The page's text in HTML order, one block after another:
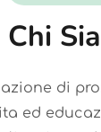
Chi
di
ed